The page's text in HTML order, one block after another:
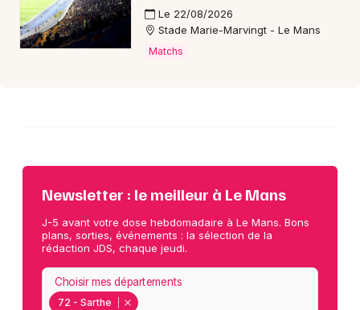
Le 22/08/2026
Stade Marie-Marvingt - Le Mans
Matchs
Newsletter : le meilleur à Le Mans
J-5 avant votre dose hebdomadaire à Le Mans. Bons
plans, sorties, événements : la sélection de la
rédaction JDS, chaque jeudi.
72 - Sarthe
Choisir mes départements